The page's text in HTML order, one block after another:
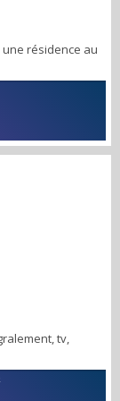
une résidence au
une
séjour/chambre
envoyer à
tv,
calme,
une pièce de